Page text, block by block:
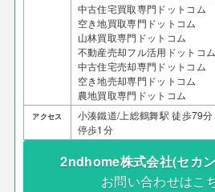
中古住宅買取専門ドットコム
空き地買取専門ドットコム
山林買取専門ドットコム
不動産売却フル活用ドットコム
中古住宅売却専門ドットコム
空き地売却専門ドットコム
農地買取専門ドットコム
アクセス
小湊鐵道/上総鶴舞駅 徒歩79
停歩1分
2ndhome株式会社(セカ
お問い合わせはこ